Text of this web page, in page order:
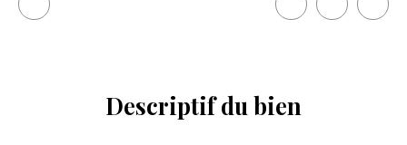
Descriptifdu bien